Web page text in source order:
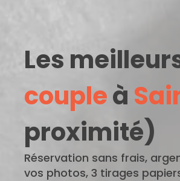
Les
coupleà
proximité)
Réservation sans frais,
vos photos, 3 tirages